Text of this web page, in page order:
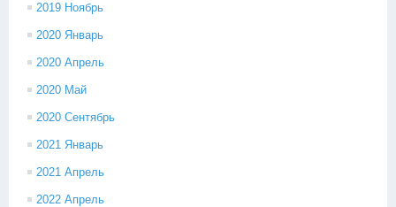
2019 Ноябрь
2020 Январь
2020 Апрель
2020 Май
2020 Сентябрь
2021 Январь
2021 Апрель
2022 Апрель